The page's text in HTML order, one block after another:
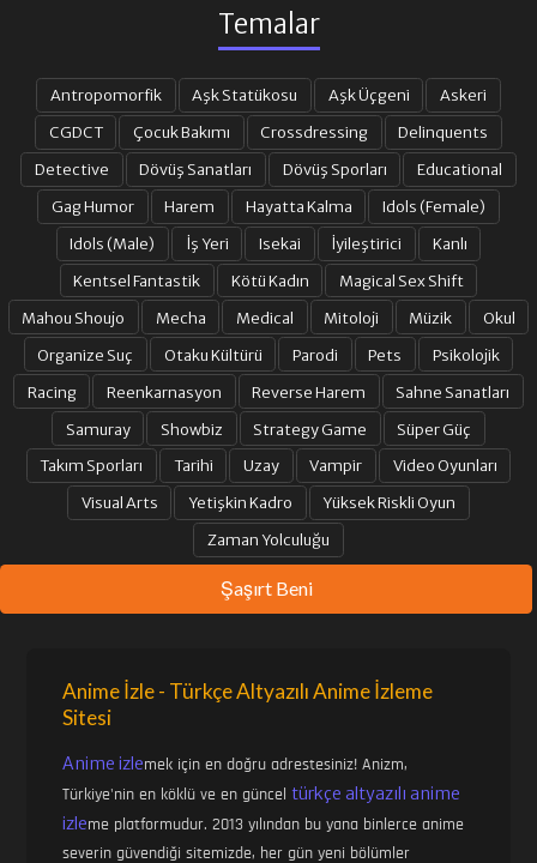
Temalar
Antropomorfik Aşk Statükosu Aşk Üçgeni
Askeri
CGDCT
Çocuk Bakımı Crossdressing
Delinquents
Detective
Dövüş Sanatları Dövüş Sporları
Educational
Gag Humor
Harem Hayatta Kalma
Idols (Female)
Idols (Male)
İş Yeri Isekai İyileştirici
Kanlı
Kentsel Fantastik
Kötü Kadın
Magical Sex Shift
Mahou Shoujo
Mecha Medical Mitoloji Müzik
Okul
Organize Suç
Otaku Kültürü Parodi Pets
Psikolojik
Racing
Reenkarnasyon Reverse Harem
Sahne Sanatları
Samuray
Showbiz Strategy Game
Süper Güç
Takım Sporları
Tarihi Uzay Vampir
Video Oyunları
Visual Arts
Yetişkin Kadro
Yüksek Riskli Oyun
Zaman Yolculuğu
Şaşırt Beni
Anime İzle - Türkçe Altyazılı Anime İzleme
Sitesi
Anime izlemek için en doğru adrestesiniz! Anizm,
Türkiye'nin en köklü ve en günceltürkçe altyazılı anime
izleme platformudur. 2013 yılından bu yana binlerce anime
severin güvendiği sitemizde, her gün yeni bölümler